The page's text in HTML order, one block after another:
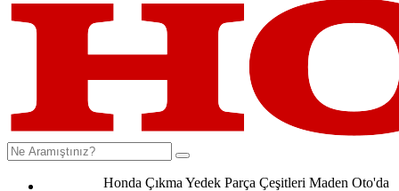
Honda Çıkma Yedek Parça Çeşitleri Maden Oto'da 0506